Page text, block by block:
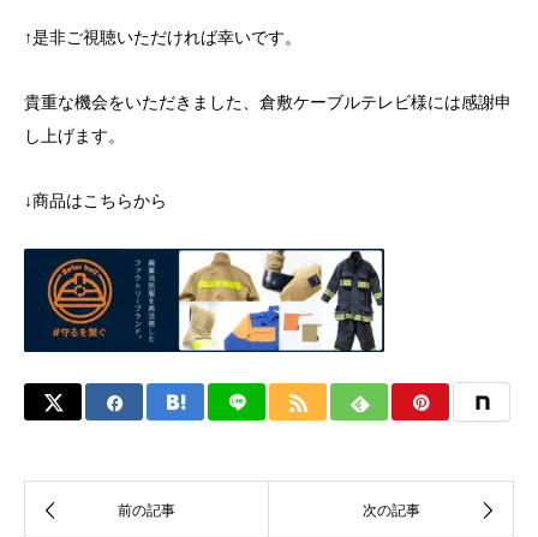
↑是非ご視聴いただければ幸いです。
貴重な機会をいただきました、倉敷ケーブルテレビ様には感謝申
し上げます。
↓商品はこちらから